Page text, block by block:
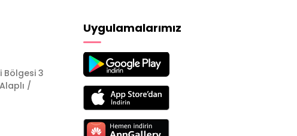
Bölgesi 3
/
Uygulamalarımız